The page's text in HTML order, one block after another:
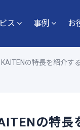
ス 事例 お
の特長を紹介す
の特長